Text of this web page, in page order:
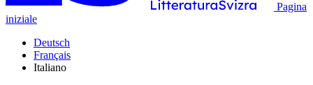
Pagina
iniziale
Deutsch
Français
Italiano